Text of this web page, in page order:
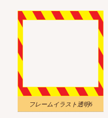
フレームイラスト透明6